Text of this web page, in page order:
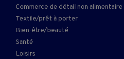
Commerce de détail non alimentaire
Textile/prêt à porter
Bien-être/beauté
Santé
Loisirs